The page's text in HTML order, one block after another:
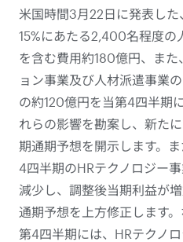
米国時間3月22日に発表し
15%にあたる2,400名程度の
を含む費用約180億円、ま
ョン事業及び人材派遣事業
の約120億円を当第4四半期
れらの影響を勘案し、新た
期通期予想を開示します。
4四半期のHRテクノロジー
減少し、調整後当期利益が
通期予想を上方修正します
第4四半期には、HRテクノ